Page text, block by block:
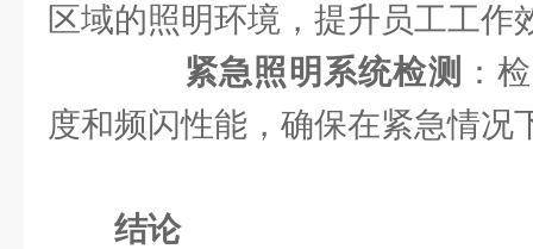
区域的照明环境，提升员工工
紧急照明系统检测 ：
度和频闪性能，确保在紧急情况
结论